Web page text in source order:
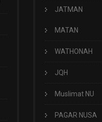
JATMAN
MATAN
WATHONAH
JQH
Muslimat NU
PAGAR NUSA